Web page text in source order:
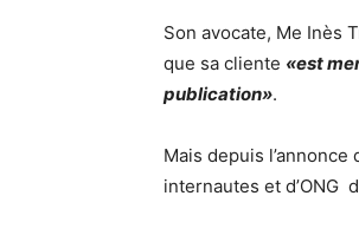
Son avocate, Me Inès
que sa cliente «est
publication».
Mais depuis
internautes et d’ONG